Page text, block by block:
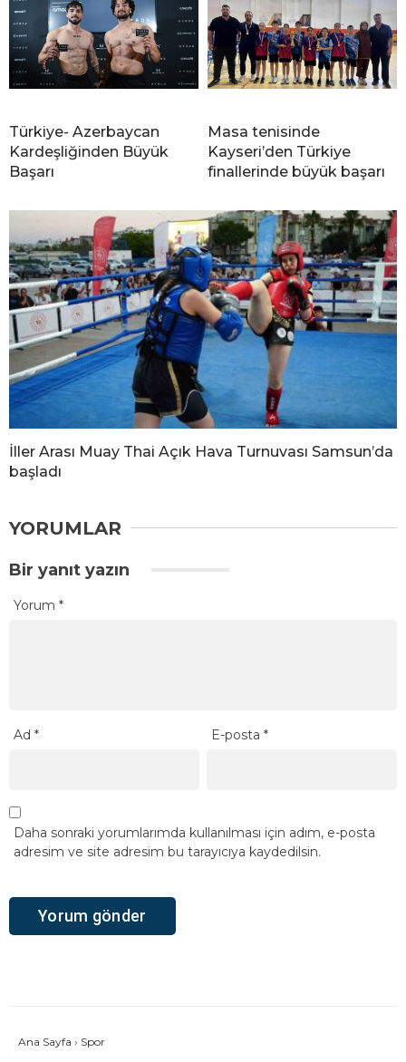
Türkiye- Azerbaycan
Kardeşliğinden Büyük
Başarı
Masa tenisinde
Kayseri’den Türkiye
finallerinde büyük başarı
İller Arası Muay Thai Açık Hava Turnuvası Samsun’da
başladı
YORUMLAR
Bir yanıt yazın
Yorum *
Ad * E-posta*
Daha sonraki yorumlarımda kullanılması için adım, e-posta
adresim ve site adresim bu tarayıcıya kaydedilsin.
Ana Sayfa › Spor